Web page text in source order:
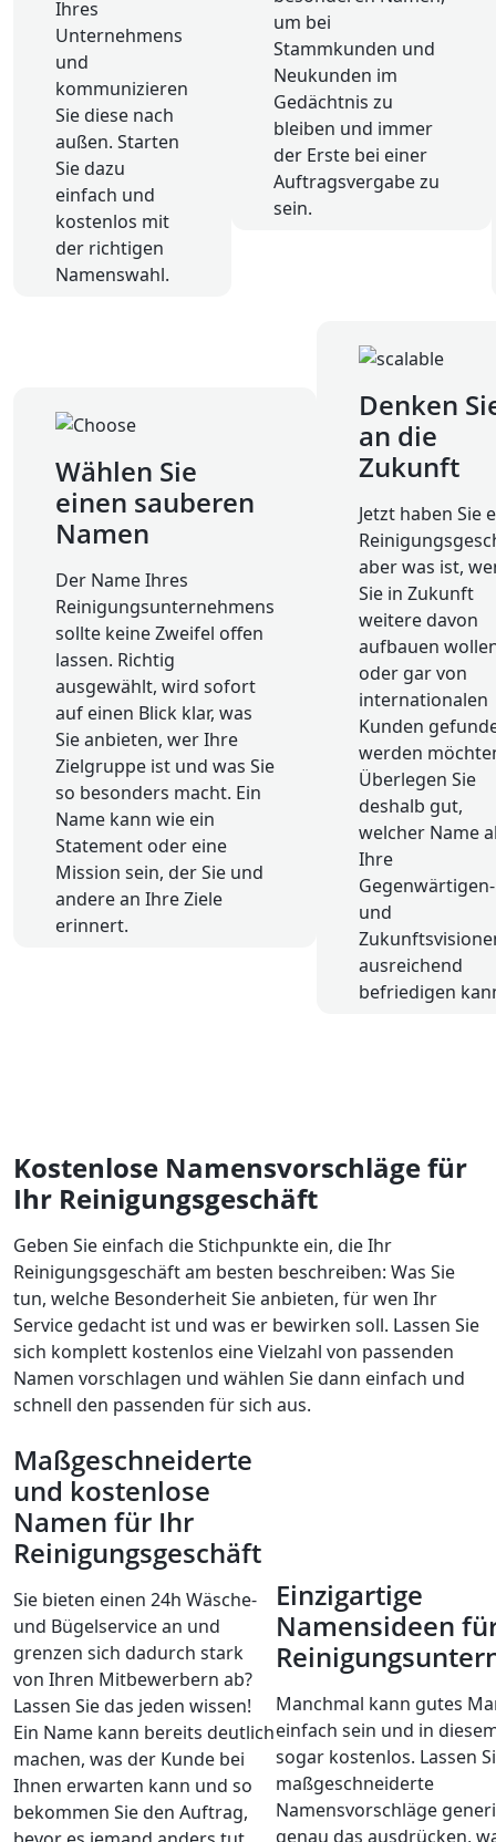
Ihres
Unternehmens
und
kommunizieren
Sie diese nach
außen. Starten
Sie dazu
einfach und
kostenlos mit
der richtigen
Namenswahl.
um bei
Stammkunden und
Neukunden im
Gedächtnis zu
bleiben und immer
der Erste bei einer
Auftragsvergabe zu
sein.
Wählen Sie
einen sauberen
Namen
Der Name Ihres
Reinigungsunternehmens
sollte keine Zweifel offen
lassen. Richtig
ausgewählt, wird sofort
auf einen Blick klar, was
Sie anbieten, wer Ihre
Zielgruppe ist und was Sie
so besonders macht. Ein
Name kann wie ein
Statement oder eine
Mission sein, der Sie und
andere an Ihre Ziele
erinnert.
Denken
an die
Zukunft
Jetzt haben Sie
aber was ist,
Sie in Zukunft
weitere davon
aufbauen
oder gar von
internationalen
Kunden
werden
Überlegen Sie
deshalb gut,
welcher Name
Ihre
Gegenwärtigen-
und
ausreichend
befriedigen
Kostenlose Namensvorschläge für
Ihr Reinigungsgeschäft
Geben Sie einfach die Stichpunkte ein, die Ihr
Reinigungsgeschäft am besten beschreiben: Was Sie
tun, welche Besonderheit Sie anbieten, für wen Ihr
Service gedacht ist und was er bewirken soll. Lassen Sie
sich komplett kostenlos eine Vielzahl von passenden
Namen vorschlagen und wählen Sie dann einfach und
schnell den passenden für sich aus.
Maßgeschneiderte
und kostenlose
Namen für Ihr
Reinigungsgeschäft
Sie bieten einen 24h Wäsche-
und Bügelservice an und
grenzen sich dadurch stark
von Ihren Mitbewerbern ab?
Lassen Sie das jeden wissen!
Ein Name kann bereits deutlich
machen, was der Kunde bei
Ihnen erwarten kann und so
bekommen Sie den Auftrag,
Einzigartige
Namensideen
Manchmal kann gutes
einfach sein und in
sogar kostenlos. Lassen
maßgeschneiderte
Namensvorschläge
genau das ausdrücken,